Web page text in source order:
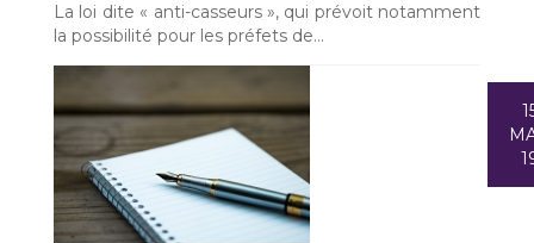
La loi dite « anti-casseurs », qui prévoit notamment
la possibilité pour les préfets de…